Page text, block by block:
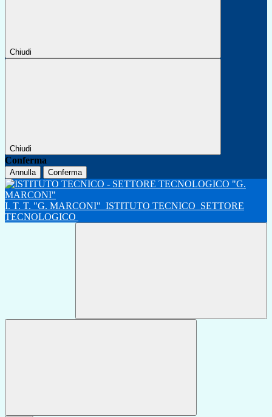
Chiudi
Chiudi
Conferma
Annulla Conferma
I. T. T. "G. MARCONI" ISTITUTO TECNICO SETTORE
TECNOLOGICO